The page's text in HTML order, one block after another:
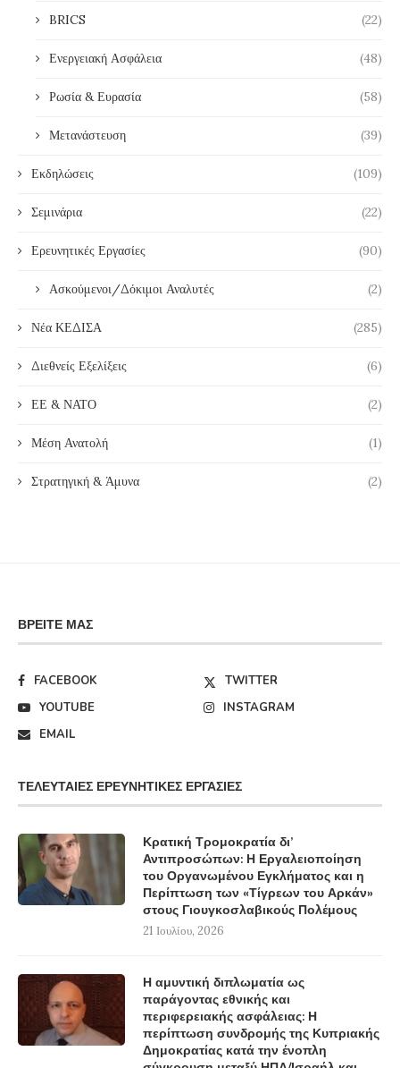
BRICS (22)
Ενεργειακή Ασφάλεια (48)
Ρωσία & Ευρασία (58)
Μετανάστευση (39)
Εκδηλώσεις (109)
Σεμινάρια (22)
Ερευνητικές Εργασίες (90)
Ασκούμενοι/Δόκιμοι Αναλυτές (2)
Νέα ΚΕΔΙΣΑ (285)
Διεθνείς Εξελίξεις (6)
ΕΕ & ΝΑΤΟ (2)
Μέση Ανατολή (1)
Στρατηγική & Άμυνα (2)
ΒΡΕΊΤΕ ΜΑΣ
FACEBOOK
TWITTER
YOUTUBE
INSTAGRAM
EMAIL
ΤΕΛΕΥΤΑΊΕΣ ΕΡΕΥΝΗΤΙΚΈΣ ΕΡΓΑΣΊΕΣ
Κρατική Τρομοκρατία δι’
Αντιπροσώπων: Η Εργαλειοποίηση
του Οργανωμένου Εγκλήματος και η
Περίπτωση των «Τίγρεων του Αρκάν»
στους Γιουγκοσλαβικούς Πολέμους
21 Ιουλίου, 2026
Η αμυντική διπλωματία ως
παράγοντας εθνικής και
περιφερειακής ασφάλειας: Η
περίπτωση συνδρομής της Κυπριακής
Δημοκρατίας κατά την ένοπλη